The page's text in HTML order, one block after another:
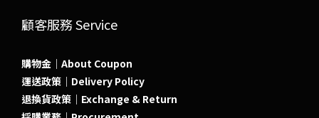
顧客服務 Service
購物金｜About Coupon
運送政策｜Delivery Policy
退換貨政策｜Exchange & Return